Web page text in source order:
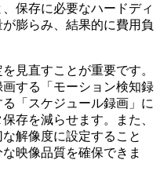
保存に必要なハードディ
膨らみ、結果的に費用負
見直すことが重要です。
する「モーション検知録
「スケジュール録画」に
存を減らせます。また、
解像度に設定すること
映像品質を確保できま